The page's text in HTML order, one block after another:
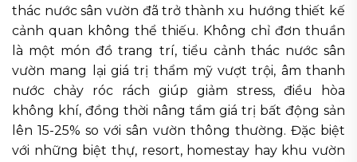
thác nước sân vườn đã trở thành xu hướng thiết kế
cảnh quan không thể thiếu. Không chỉ đơn thuần
là một món đồ trang trí, tiểu cảnh thác nước sân
vườn mang lại giá trị thẩm mỹ vượt trội, âm thanh
nước chảy róc rách giúp giảm stress, điều hòa
không khí, đồng thời nâng tầm giá trị bất động sản
lên 15-25% so với sân vườn thông thường. Đặc biệt
với những biệt thự, resort, homestay hay khu vườn